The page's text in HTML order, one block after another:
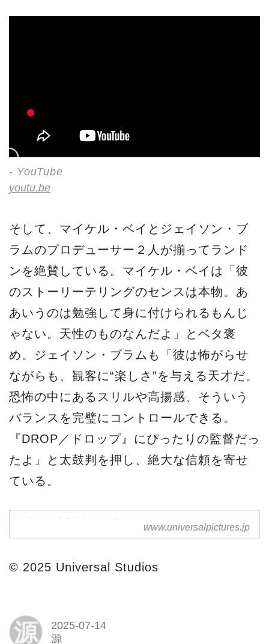
- YouTube
youtu.be
そして、マイケル・ベイとジェイソン・ブ
ラムのプロデューサー２人が揃ってランド
ンを絶賛している。マイケル・ベイは「彼
のストーリーテリングのセンスは本物。あ
あいうのは勉強して身に付けられるもんじ
ゃない。天性のものなんだよ」とベタ褒
め。ジェイソン・ブラムも「彼は怖がらせ
ながらも、観客に“楽しさ”を与える天才だ。
恐怖の中にあるスリルや高揚感、そういう
バランスを完璧にコントロールできる。
『DROP／ドロップ』にぴったりの監督だっ
たよ」と太鼓判を押し、絶大な信頼を寄せ
ている。
Universal Pictures Japan www.universalpictures.jp
© 2025 Universal Studios
源
2025-07-14
源